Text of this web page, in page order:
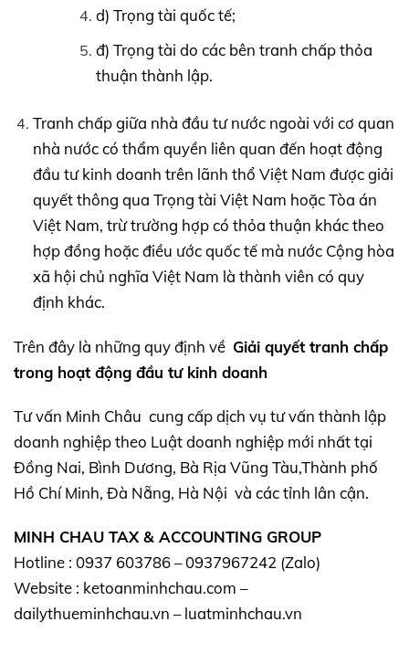
d) Trọng tài quốc tế;
đ) Trọng tài do các bên tranh chấp thỏa
thuận thành lập.
Tranh chấp giữa nhà đầu tư nước ngoài với cơ quan
nhà nước có thẩm quyền liên quan đến hoạt động
đầu tư kinh doanh trên lãnh thổ Việt Nam được giải
quyết thông qua Trọng tài Việt Nam hoặc Tòa án
Việt Nam, trừ trường hợp có thỏa thuận khác theo
hợp đồng hoặc điều ước quốc tế mà nước Cộng hòa
xã hội chủ nghĩa Việt Nam là thành viên có quy
định khác.
Trên đây là những quy định về Giải quyết tranh chấp
trong hoạt động đầu tư kinh doanh
Tư vấn Minh Châu cung cấp dịch vụ tư vấn thành lập
doanh nghiệp theo Luật doanh nghiệp mới nhất tại
Đồng Nai, Bình Dương, Bà Rịa Vũng Tàu,Thành phố
Hồ Chí Minh, Đà Nẵng, Hà Nội và các tỉnh lân cận.
MINH CHAU TAX & ACCOUNTING GROUP
Hotline : 0937 603786 – 0937967242 (Zalo)
Website : ketoanminhchau.com –
dailythueminhchau.vn – luatminhchau.vn